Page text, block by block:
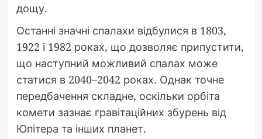
дощу.
Останні значні спалахи відбулися в 1803,
1922 і 1982 роках, що дозволяє припустити,
що наступний можливий спалах може
статися в 2040–2042 роках. Однак точне
передбачення складне, оскільки орбіта
комети зазнає гравітаційних збурень від
Юпітера та інших планет.